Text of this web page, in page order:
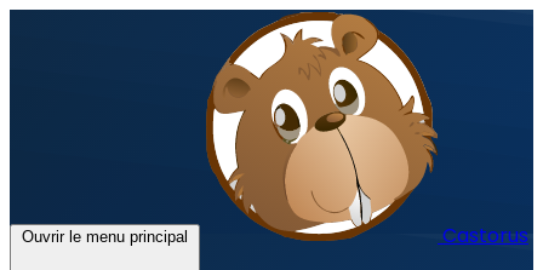
Ouvrir le menu principal Castorus